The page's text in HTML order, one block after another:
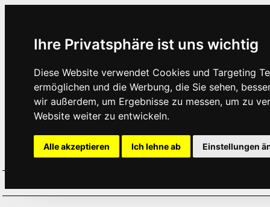
Ihre Privatsphäre ist uns wichtig
Diese Website verwendet Cookies und Targeting
ermöglichen und die Werbung, die Sie sehen,
wir außerdem, um Ergebnisse zu messen, um zu
Website weiter zu entwickeln.
Alle akzeptieren Ich lehne ab Einstellungen